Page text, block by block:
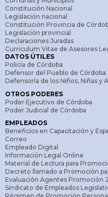
Constitución Nacional
Legislación nacional
Constitución Provincia de
Legislación provincial
Declaraciones Juradas
Curriculum Vitae de Asesores
DATOS ÚTILES
Policía de Córdoba
Defensor del Pueblo de Córdoba
Defensoría de los Niños, Niñas y
OTROS PODERES
Poder Ejecutivo de Córdoba
Poder Judicial de Córdoba
EMPLEADOS
Beneficios en Capacitación y
Correo
Empleado Digital
Información Legal Online
Material de Lectura para
Decreto llamado a Promoción
Evaluación Agentes Promoción
Sindicato de Empleados